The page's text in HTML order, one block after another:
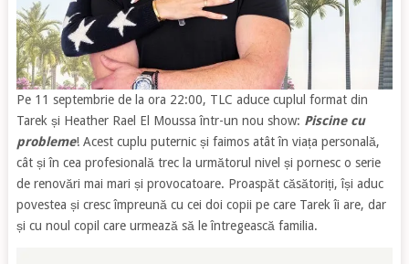
Pe 11 septembrie de la ora 22:00, TLC aduce cuplul format din
Tarek și Heather Rael El Moussa într-un nou show: Piscine cu
probleme! Acest cuplu puternic și faimos atât în viața personală,
cât și în cea profesională trec la următorul nivel și pornesc o serie
de renovări mai mari și provocatoare. Proaspăt căsătoriți, își aduc
povestea și cresc împreună cu cei doi copii pe care Tarek îi are, dar
și cu noul copil care urmează să le întregească familia.